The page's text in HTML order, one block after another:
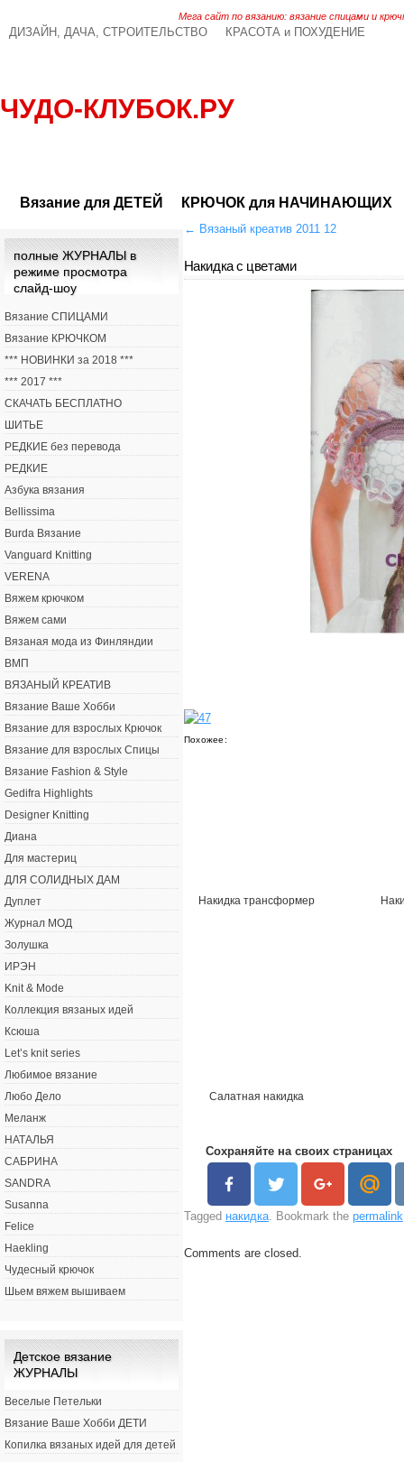
Мега сайт по вязанию: вязание спицами и
ДИЗАЙН, ДАЧА, СТРОИТЕЛЬСТВО КРАСОТА и ПОХУДЕНИЕ
ЧУДО-КЛУБОК.РУ
Вязание для ДЕТЕЙ КРЮЧОК для НАЧИНАЮЩИХ
← Вязаный креатив 2011 12
Накидка с цветами
Похожее:
Накидка трансформер
Салатная накидка
Сохраняйте на своих страницах
Tagged накидка. Bookmark the permalink
Comments are closed.
полные ЖУРНАЛЫ в
режиме просмотра
слайд-шоу
Вязание СПИЦАМИ
Вязание КРЮЧКОМ
*** НОВИНКИ за 2018 ***
*** 2017 ***
СКАЧАТЬ БЕСПЛАТНО
ШИТЬЕ
РЕДКИЕ без перевода
РЕДКИЕ
Азбука вязания
Bellissima
Burda Вязание
Vanguard Knitting
VERENA
Вяжем крючком
Вяжем сами
Вязаная мода из Финляндии
ВМП
ВЯЗАНЫЙ КРЕАТИВ
Вязание Ваше Хобби
Вязание для взрослых Крючок
Вязание для взрослых Спицы
Вязание Fashion & Style
Gedifra Highlights
Designer Knitting
Диана
Для мастериц
ДЛЯ СОЛИДНЫХ ДАМ
Дуплет
Журнал МОД
Золушка
ИРЭН
Knit & Mode
Коллекция вязаных идей
Ксюша
Let’s knit series
Любимое вязание
Любо Дело
Меланж
НАТАЛЬЯ
САБРИНА
SANDRA
Susanna
Felice
Haekling
Чудесный крючок
Шьем вяжем вышиваем
Детское вязание
ЖУРНАЛЫ
Веселые Петельки
Вязание Ваше Хобби ДЕТИ
Копилка вязаных идей для детей